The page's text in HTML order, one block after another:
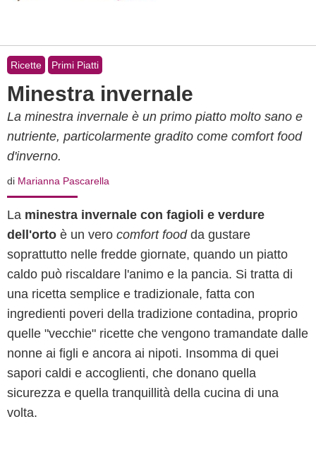
Ricette Primi Piatti
Minestra invernale
La minestra invernale è un primo piatto molto sano e
nutriente, particolarmente gradito come comfort food
d'inverno.
di Marianna Pascarella
La minestra invernale con fagioli e verdure
dell'orto è un vero comfort foodda gustare
soprattutto nelle fredde giornate, quando un piatto
caldo può riscaldare l'animo e la pancia. Si tratta di
una ricetta semplice e tradizionale, fatta con
ingredienti poveri della tradizione contadina, proprio
quelle "vecchie" ricette che vengono tramandate dalle
nonne ai figli e ancora ai nipoti. Insomma di quei
sapori caldi e accoglienti, che donano quella
sicurezza e quella tranquillità della cucina di una
volta.